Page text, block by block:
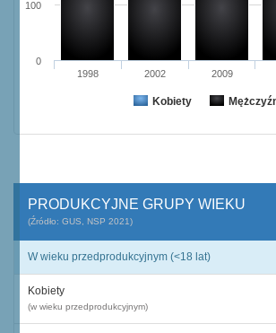
Kobiety
1998 2002 2009
0
100
PRODUKCYJNE GRUPY WIEKU
(Źródło: GUS, NSP 2021)
W wieku przedprodukcyjnym (<18 lat)
Kobiety
(w wieku przedprodukcyjnym)